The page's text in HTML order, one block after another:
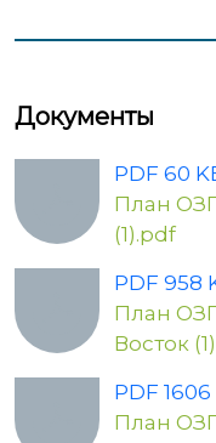
Документы
PDF 60
План
(1).pdf
PDF 958
План
Восток
PDF 1606
План